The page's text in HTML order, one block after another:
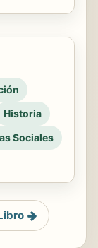
Historia
Sociales